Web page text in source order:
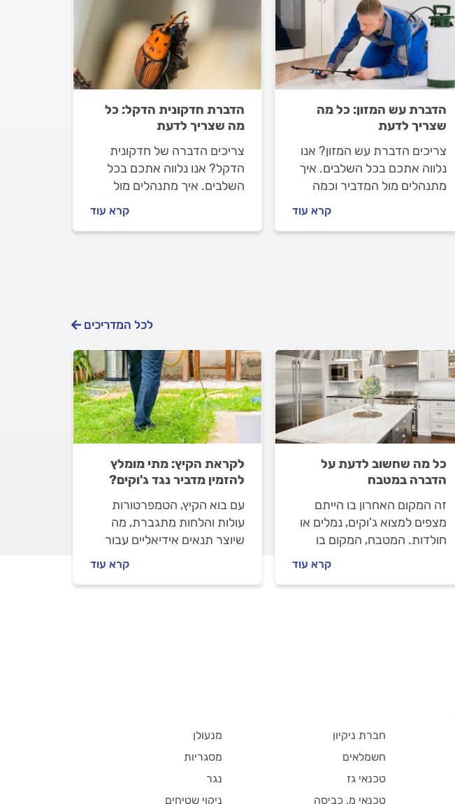
הדברת עש המזון: כל מה
שצריך לדעת
צריכים הדברת עש המזון? אנו
נלווה אתכם בכל השלבים. איך
מתנהלים מול המדביר וכמה
קרא עוד
הדברת חדקונית הדקל: כל
מה שצריך לדעת
צריכים הדברה של חדקונית
הדקל? אנו נלווה אתכם בכל
השלבים. איך מתנהלים מול
חדקונית הדקל? כל התשובות
לפניכם.
קרא עוד
לכל המדריכים
כל מה שחשוב לדעת על
הדברה במטבח
זה המקום האחרון בו הייתם
מצפים למצוא ג'וקים, נמלים או
חולדות. המטבח, המקום בו
קרא עוד
לקראת הקיץ: מתי מומלץ
להזמין מדביר נגד ג'וקים?
עם בוא הקיץ, הטמפרטורות
עולות והלחות מתגברת, מה
שיוצר תנאים אידיאליים עבור
וביניהם כמובן הג'וקים הידועים
קרא עוד
חברת ניקיון
חשמלאים
טכנאי גז
טכנאי מ. כביסה
מנעולן
מסגריות
נגר
ניקוי שטיחים